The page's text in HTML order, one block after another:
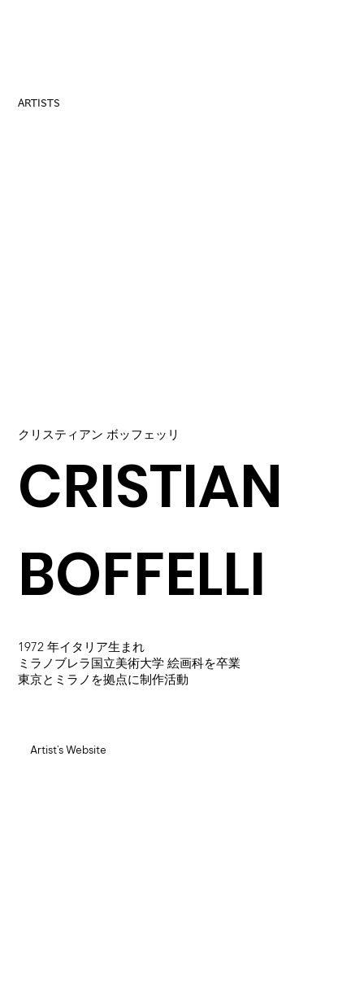
ARTISTS
CRISTIAN
BOFFELLI
クリスティアン ボッフェッリ
1972 年イタリア⽣まれ
ミラノブレラ国⽴美術⼤学 絵画科を卒業
東京とミラノを拠点に制作活動
Artist's Website